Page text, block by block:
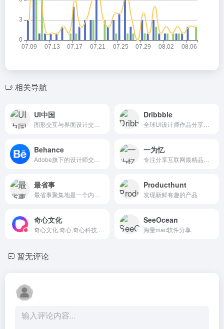
相关导航
UI中国 Dribbble
Behance 一为忆
最省事 Producthunt
发现新鲜有趣的产品
奇心文化 SeeOcean
海量mac软件分享
暂无评论